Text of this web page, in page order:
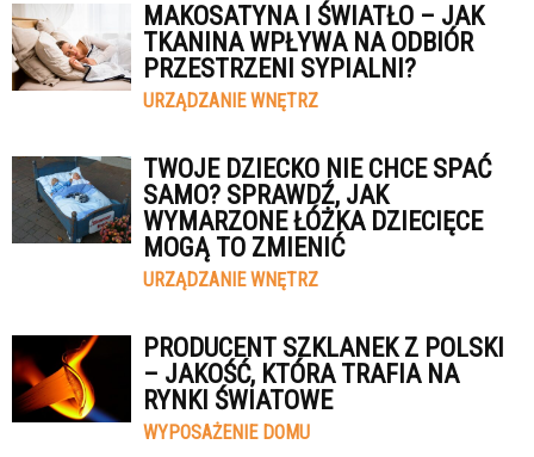
MAKOSATYNA I ŚWIATŁO – JAK
TKANINA WPŁYWA NA ODBIÓR
PRZESTRZENI SYPIALNI?
URZĄDZANIE WNĘTRZ
TWOJE DZIECKO NIE CHCE SPAĆ
SAMO? SPRAWDŹ, JAK
WYMARZONE ŁÓŻKA DZIECIĘCE
MOGĄ TO ZMIENIĆ
URZĄDZANIE WNĘTRZ
PRODUCENT SZKLANEK Z POLSKI
– JAKOŚĆ, KTÓRA TRAFIA NA
RYNKI ŚWIATOWE
WYPOSAŻENIE DOMU